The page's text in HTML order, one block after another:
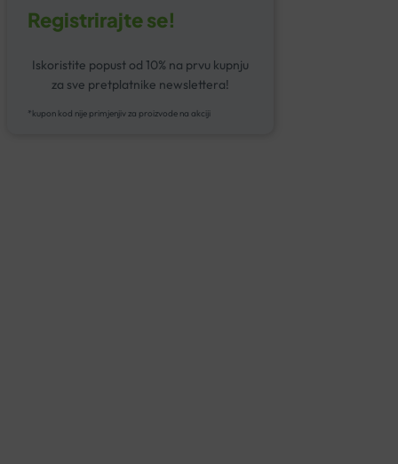
Registrirajte se!
Iskoristite popust od 10% na prvu kupnju
za sve pretplatnike newslettera!
*kupon kod nije primjenjiv za proizvode na akciji